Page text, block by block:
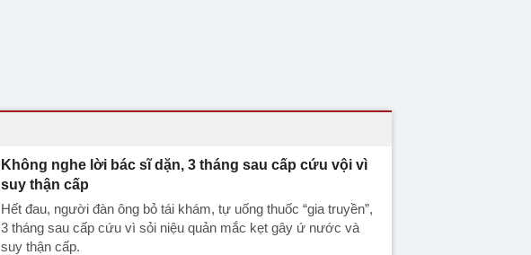
Không nghe lời bác sĩ dặn, 3 tháng sau cấp cứu vội vì
suy thận cấp
Hết đau, người đàn ông bỏ tái khám, tự uống thuốc “gia truyền”,
3 tháng sau cấp cứu vì sỏi niệu quản mắc kẹt gây ứ nước và
suy thận cấp.